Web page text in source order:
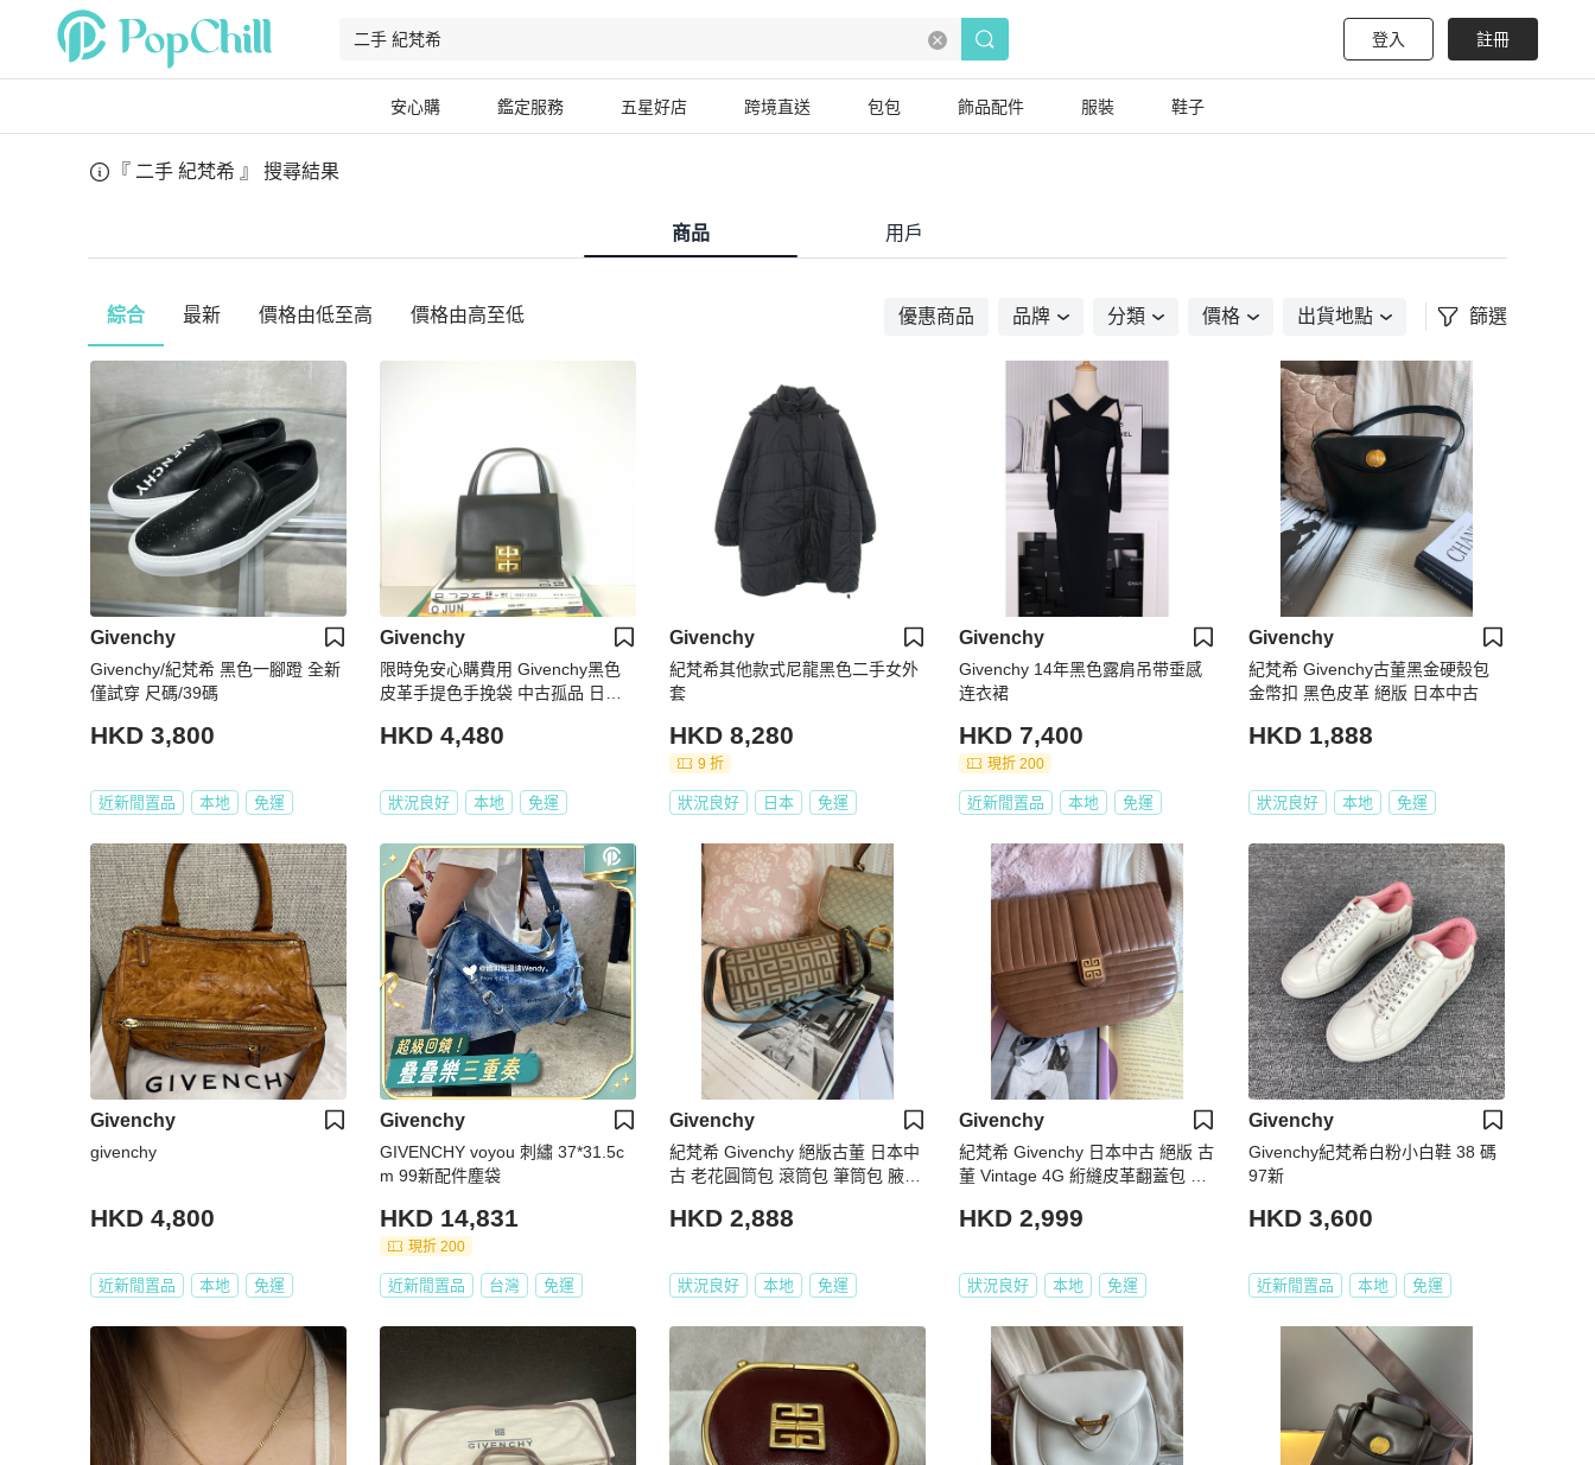
登入 註冊
安心購 鑑定服務 五星好店 跨境直送 包包 飾品配件 服裝 鞋子
『 二手 紀梵希 』 搜尋結果
商品 用戶
綜合 最新 價格由低至高 價格由高至低 優惠商品 品牌 分類 價格 出貨地點 篩選
Givenchy
Givenchy/紀梵希 黑色一腳蹬 全新
僅試穿 尺碼/39碼
HKD 3,800
近新閒置品 本地 免運
Givenchy
限時免安心購費用 Givenchy黑色
皮革手提色手挽袋 中古孤品 日本
HKD 4,480
狀況良好 本地 免運
Givenchy
紀梵希其他款式尼龍黑色二手女外
套
HKD 8,280
9 折
狀況良好 日本 免運
Givenchy
Givenchy 14年黑色露肩吊带垂感
连衣裙
HKD 7,400
現折 200
近新閒置品 本地 免運
Givenchy
紀梵希 Givenchy古董黑金硬殼包
金幣扣 黑色皮革 絕版 日本中古
HKD 1,888
狀況良好 本地 免運
Givenchy
givenchy
HKD 4,800
近新閒置品 本地 免運
Givenchy
GIVENCHY voyou 刺繡 37*31.5c
m 99新配件塵袋
HKD 14,831
現折 200
近新閒置品 台灣 免運
Givenchy
紀梵希 Givenchy 絕版古董 日本中
古 老花圓筒包 滾筒包 筆筒包 腋下
HKD 2,888
狀況良好 本地 免運
Givenchy
紀梵希 Givenchy 日本中古 絕版 古
董 Vintage 4G 絎縫皮革翻蓋包 中
HKD 2,999
狀況良好 本地 免運
Givenchy
Givenchy紀梵希白粉小白鞋 38 碼
97新
HKD 3,600
近新閒置品 本地 免運